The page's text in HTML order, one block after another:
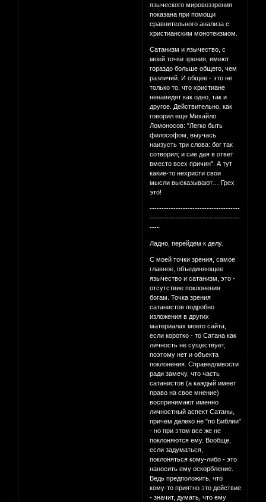
языческого мировоззрения
показана при помощи
сравнительного анализа с
христианским монотеизмом.
Сатанизм и язычество, с
моей точки зрения, имеют
гораздо больше общего, чем
различий. И общее - это не
только то, что христиане
ненавидят как одно, так и
другое. Действительно, как
говорил еще Михайло
Ломоносов: "Легко быть
философом, выучась
наизусть три слова: бог так
сотворил; и сие дая в ответ
вместо всех причин". А тут
какие-то нехристи свои
мысли высказывают… Грех
это!
--------------------------------------
--------------------------------------
----
Ладно, перейдем к делу.
С моей точки зрения, самое
главное, объединяющее
язычество и сатанизм, это -
отсутствие поклонения
богам. Точка зрения
сатанистов подробно
изложения в других
материалах моего сайта,
если коротко - то Сатана как
личность не существует,
поэтому нет и объекта
поклонения. Справедливости
ради замечу, что часть
сатанистов (а каждый имеет
право на свое мнение)
воспринимают именно
личностный аспект Сатаны,
причем далеко не "по Библии"
- но при этом все же не
поклоняются ему. Вообще,
если задуматься,
поклоняться кому-либо - это
наносить ему оскорбление.
Ведь предположить, что
кому-то приятно это действие
- значит, думать, что ему